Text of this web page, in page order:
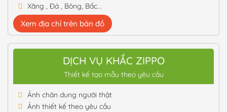
Xăng , Đá , Bông, Bấc...
Xem địa chỉ trên bản đồ
DỊCH VỤ KHẮC ZIPPO
Thiết kế tạo mẫu theo yêu cầu
Ảnh chân dung người thật
Ảnh thiết kế theo yêu cầu